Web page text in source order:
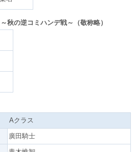
秋の逆コミハンデ戦～（敬称略）
Aクラス
廣田騎士